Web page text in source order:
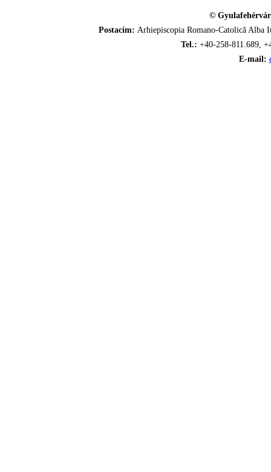
©
Postacím: Arhiepiscopia Romano-Catolică
Tel.: +40-258-811.689,
E-mail: